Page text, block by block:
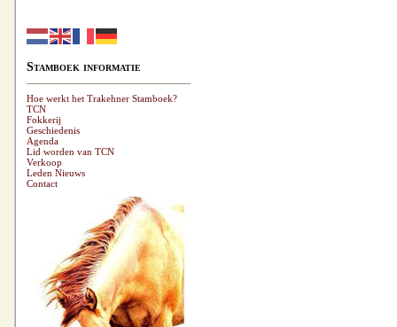
Stamboek informatie
Hoe werkt het Trakehner Stamboek?
TCN
Fokkerij
Geschiedenis
Agenda
Lid worden van TCN
Verkoop
Leden Nieuws
Contact